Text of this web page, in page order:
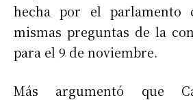
hecha por el parlamento
mismas preguntas de la
para el 9 de noviembre.
Más argumentó que